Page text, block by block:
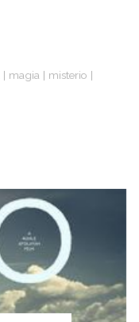
| magia | misterio |